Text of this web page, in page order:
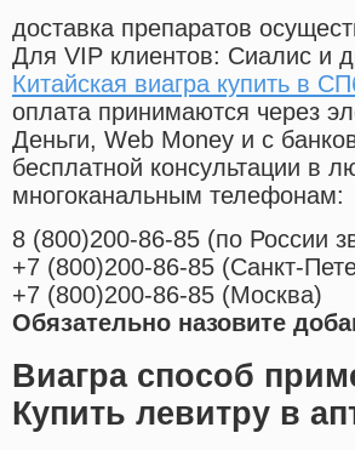
доставка препаратов
Для VIP клиентов: Сиалис и
Китайская виагра купить в
оплата принимаются через
Деньги, Web Money и с
бесплатной консультации в
многоканальным телефонам:
8 (800)200-86-85 (по России
+7 (800)200-86-85 (Санкт-
+7 (800)200-86-85 (Москва)
Обязательно назовите
Виагра способ
Купить левитру в